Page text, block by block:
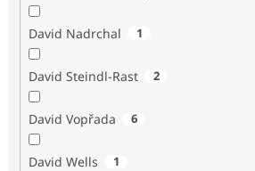
David Nadrchal 1
David Steindl-Rast 2
David Vopřada 6
David Wells 1